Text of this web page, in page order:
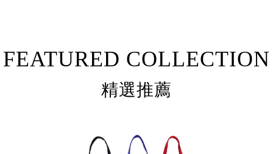
FEATURED COLLECTION
精選推薦